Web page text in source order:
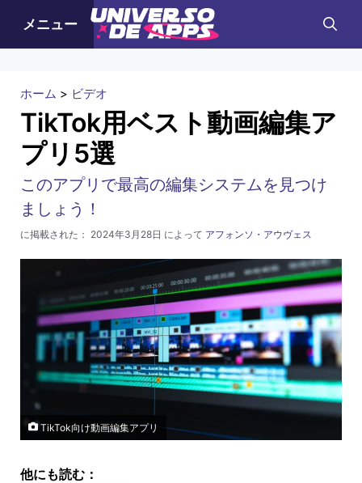
メニュー
ホーム > ビデオ
TikTok用ベスト動画編集ア
プリ5選
このアプリで最高の編集システムを見つけ
ましょう！
に掲載された： 2024年3月28日 によって アフォンソ・アウヴェス
TikTok向け動画編集アプリ
他にも読む：